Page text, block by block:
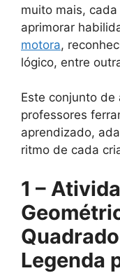
muito mais,
aprimorar
motora,
lógico, entre
Este conjunto
professores
aprendizado,
ritmo de cada
1 –
Legenda